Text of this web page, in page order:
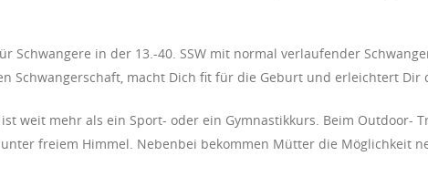
Schwangere in der 13.-40. SSW mit normal verlaufender
Schwangerschaft, macht Dich fit für die Geburt und erleichtert Dir
weit mehr als ein Sport- oder ein Gymnastikkurs. Beim Outdoor-
freiem Himmel. Nebenbei bekommen Mütter die Möglichkeit